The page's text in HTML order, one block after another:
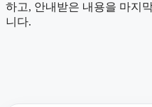
하고, 안내받은 내용을 마지
니다.